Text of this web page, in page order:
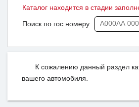
Каталог находится в стадии
Поиск по гос.номеру
К сожалению данный раздел
вашего автомобиля.